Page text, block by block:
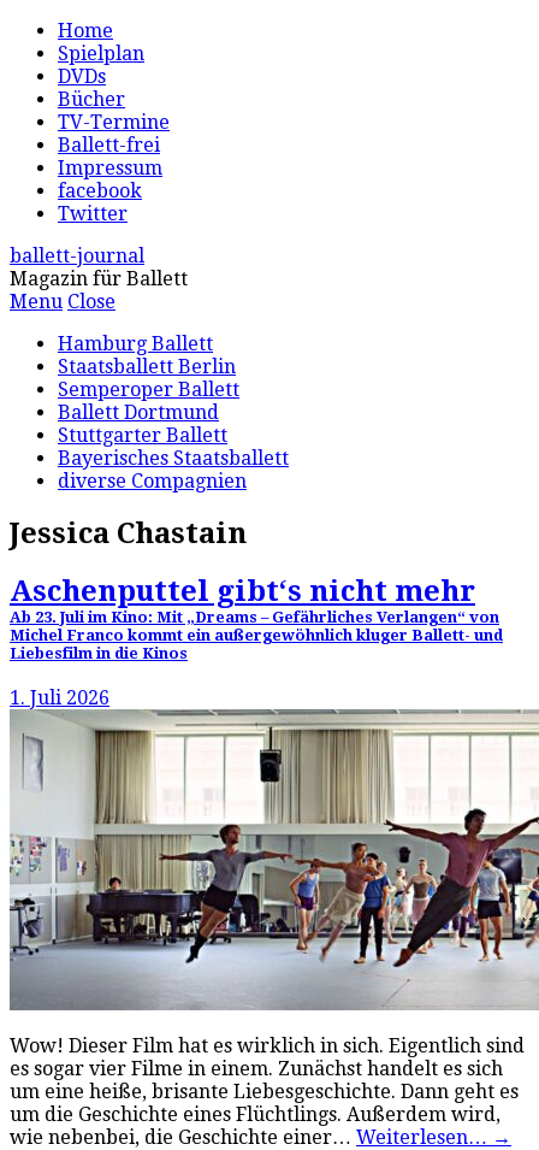
Home
Spielplan
DVDs
Bücher
TV-Termine
Ballett-frei
Impressum
facebook
Twitter
ballett-journal
Magazin für Ballett
Menu Close
Hamburg Ballett
Staatsballett Berlin
Semperoper Ballett
Ballett Dortmund
Stuttgarter Ballett
Bayerisches Staatsballett
diverse Compagnien
Jessica Chastain
Aschenputtel gibt‘s nicht mehr
Ab 23. Juli im Kino: Mit „Dreams – Gefährliches Verlangen“ von
Michel Franco kommt ein außergewöhnlich kluger Ballett- und
Liebesfilm in die Kinos
1. Juli 2026
Wow! Dieser Film hat es wirklich in sich. Eigentlich sind
es sogar vier Filme in einem. Zunächst handelt es sich
um eine heiße, brisante Liebesgeschichte. Dann geht es
um die Geschichte eines Flüchtlings. Außerdem wird,
wie nebenbei, die Geschichte einer… Weiterlesen… →